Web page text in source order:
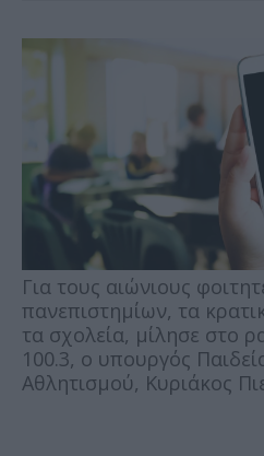
Για τους αιώνιους
πανεπιστημίων, τα
τα σχολεία, μίλησε στο
100.3, ο υπουργός
Αθλητισμού, Κυριάκος